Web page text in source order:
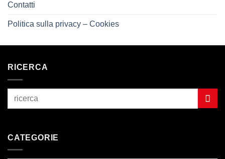
Contatti
Politica sulla privacy – Cookies
RICERCA
CATEGORIE